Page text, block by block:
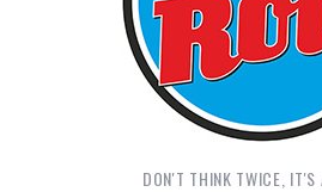
DON'T THINK TWICE, IT'S